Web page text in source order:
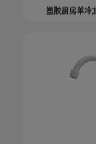
塑胶厨房单冷